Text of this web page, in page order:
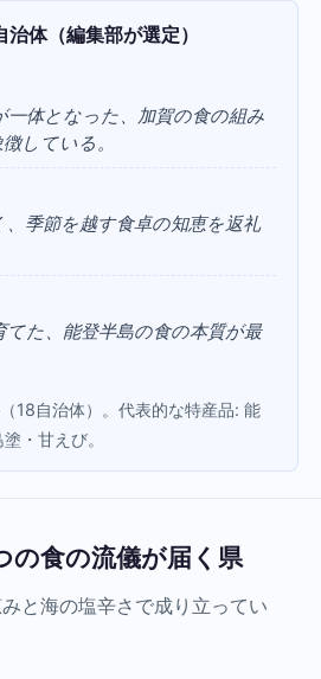
体（編集部が選定）
体となった、加賀の食の組み
している。
季節を越す食卓の知恵を返礼
た、能登半島の食の本質が最
18自治体）。代表的な特産品: 能
・甘えび。
の食の流儀が届く県
と海の塩辛さで成り立ってい